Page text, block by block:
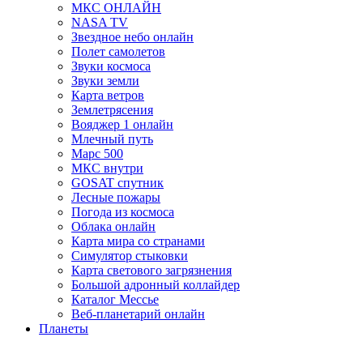
МКС ОНЛАЙН
NASA TV
Звездное небо онлайн
Полет самолетов
Звуки космоса
Звуки земли
Карта ветров
Землетрясения
Вояджер 1 онлайн
Млечный путь
Марс 500
МКС внутри
GOSAT спутник
Лесные пожары
Погода из космоса
Облака онлайн
Карта мира со странами
Симулятор стыковки
Карта светового загрязнения
Большой адронный коллайдер
Каталог Мессье
Веб-планетарий онлайн
Планеты